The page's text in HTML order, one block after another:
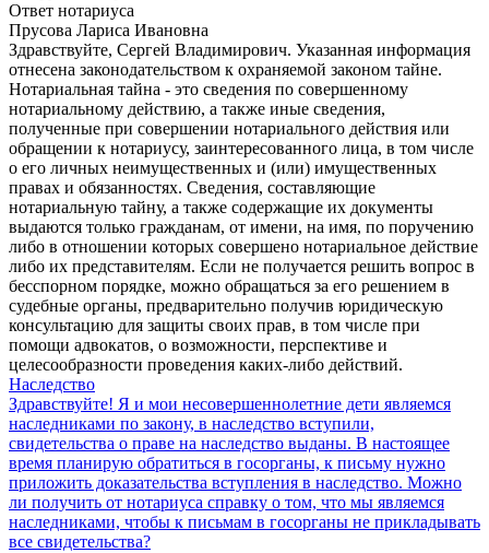
Ответ нотариуса
Прусова Лариса Ивановна
Здравствуйте, Сергей Владимирович. Указанная информация
отнесена законодательством к охраняемой законом тайне.
Нотариальная тайна - это сведения по совершенному
нотариальному действию, а также иные сведения,
полученные при совершении нотариального действия или
обращении к нотариусу, заинтересованного лица, в том числе
о его личных неимущественных и (или) имущественных
правах и обязанностях. Сведения, составляющие
нотариальную тайну, а также содержащие их документы
выдаются только гражданам, от имени, на имя, по поручению
либо в отношении которых совершено нотариальное действие
либо их представителям. Если не получается решить вопрос в
бесспорном порядке, можно обращаться за его решением в
судебные органы, предварительно получив юридическую
консультацию для защиты своих прав, в том числе при
помощи адвокатов, о возможности, перспективе и
целесообразности проведения каких-либо действий.
Наследство
Здравствуйте! Я и мои несовершеннолетние дети являемся
наследниками по закону, в наследство вступили,
свидетельства о праве на наследство выданы. В настоящее
время планирую обратиться в госорганы, к письму нужно
приложить доказательства вступления в наследство. Можно
ли получить от нотариуса справку о том, что мы являемся
наследниками, чтобы к письмам в госорганы не прикладывать
все свидетельства?